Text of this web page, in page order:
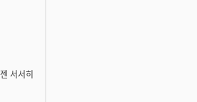
서서히